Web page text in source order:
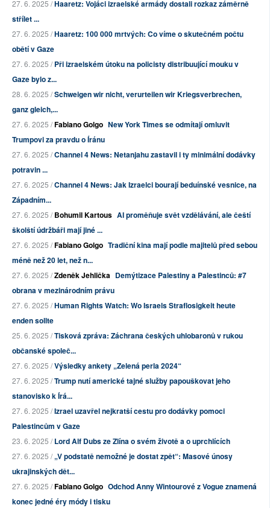
27. 6. 2025 /Haaretz: Vojáci izraelské armády dostali rozkaz záměrně
střílet ...
27. 6. 2025 /Haaretz: 100 000 mrtvých: Co víme o skutečném počtu
obětí v Gaze
27. 6. 2025 /Při izraelském útoku na policisty distribuující mouku v
Gaze bylo z...
28. 6. 2025 /Schweigen wir nicht, verurteilen wir Kriegsverbrechen,
ganz gleich,...
27. 6. 2025 /Fabiano Golgo New York Times se odmítají omluvit
Trumpovi za pravdu o Íránu
27. 6. 2025 /Channel 4 News: Netanjahu zastavil i ty minimální dodávky
potravin ...
27. 6. 2025 /Channel 4 News: Jak Izraelci bourají beduínské vesnice, na
Západním...
27. 6. 2025 /Bohumil Kartous AI proměňuje svět vzdělávání, ale čeští
školští údržbáři mají jiné ...
27. 6. 2025 /Fabiano Golgo Tradiční kina mají podle majitelů před sebou
méně než 20 let, než n...
27. 6. 2025 /Zdeněk Jehlička Demýtizace Palestiny a Palestinců: #7
obrana v mezinárodním právu
27. 6. 2025 /Human Rights Watch: Wo Israels Straflosigkeit heute
enden sollte
25. 6. 2025 /Tisková zpráva: Záchrana českých uhlobaronů v rukou
občanské společ...
27. 6. 2025 /Výsledky ankety „Zelená perla 2024“
27. 6. 2025 /Trump nutí americké tajné služby papouškovat jeho
stanovisko k Írá...
27. 6. 2025 /Izrael uzavřel nejkratší cestu pro dodávky pomoci
Palestincům v Gaze
23. 6. 2025 /Lord Alf Dubs ze Zlína o svém životě a o uprchlících
27. 6. 2025 /„V podstatě nemožné je dostat zpět“: Masové únosy
ukrajinských dět...
27. 6. 2025 /Fabiano Golgo Odchod Anny Wintourové z Vogue znamená
konec jedné éry módy i tisku